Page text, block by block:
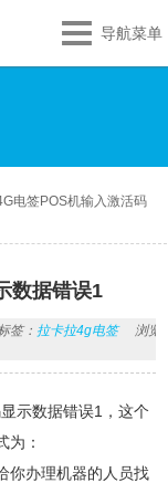
导航菜单
电签POS机输入激活码
数据错误1
签： 拉卡拉4g电签
浏览
示数据错误1，这个
为：
你办理机器的人员找